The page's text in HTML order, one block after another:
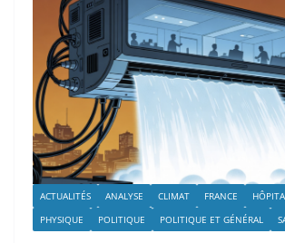
ACTUALITÉS ANALYSE CLIMAT FRANCE
PHYSIQUE
POLITIQUE POLITIQUE ET GÉNÉRAL